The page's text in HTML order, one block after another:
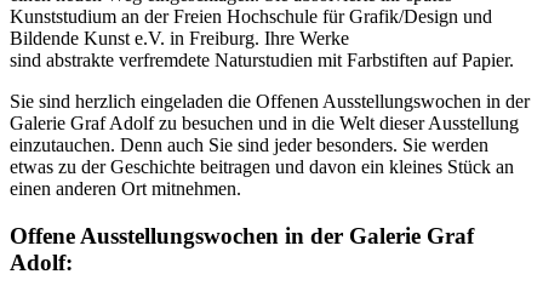
Kunststudium an der Freien Hochschule für Grafik/Design und
Bildende Kunst e.V. in Freiburg. Ihre Werke
sind abstrakte verfremdete Naturstudien mit Farbstiften auf Papier.
Sie sind herzlich eingeladen die Offenen Ausstellungswochen in der
Galerie Graf Adolf zu besuchen und in die Welt dieser Ausstellung
einzutauchen. Denn auch Sie sind jeder besonders. Sie werden
etwas zu der Geschichte beitragen und davon ein kleines Stück an
einen anderen Ort mitnehmen.
Offene Ausstellungswochen in der Galerie Graf
Adolf: